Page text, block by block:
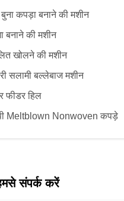
कपड़ा बनाने की मशीन
बनाने की मशीन
खोलने की मशीन
सलामी बल्लेबाज मशीन
फीडर हिल
Meltblown Nonwoven कपड़े
संपर्क करें